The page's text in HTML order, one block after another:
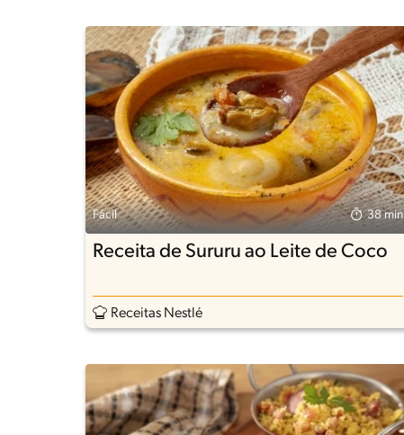
Fácil 38 min
Receita de Sururu ao Leite de Coco
Receitas Nestlé